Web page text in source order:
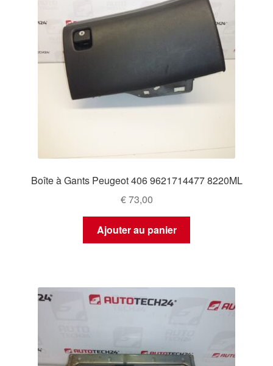
Boîte à Gants Peugeot 406 9621714477 8220ML
€73,00
Ajouter au panier